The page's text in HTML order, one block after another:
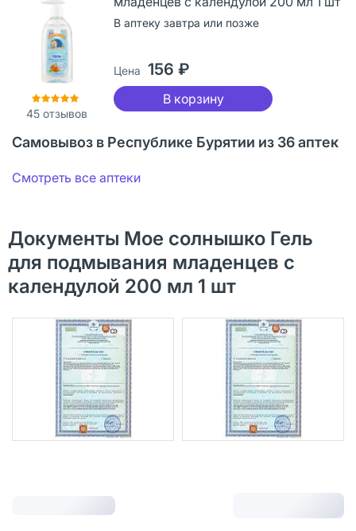
45отзывов
В аптеку завтра или позже
Цена 156 ₽
В корзину
Самовывоз в Республике Бурятии из 36 аптек
Смотреть все аптеки
Документы Мое солнышко Гель
для подмывания младенцев с
календулой 200 мл 1 шт